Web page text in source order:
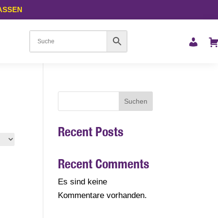
Suchen
Recent Posts
Recent Comments
Es sind keine
Kommentare vorhanden.